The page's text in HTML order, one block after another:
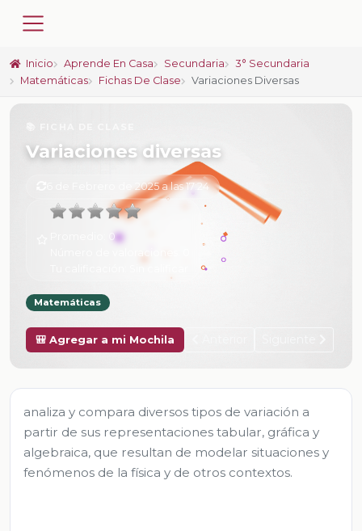
Inicio Aprende En Casa Secundaria
3° Secundaria
Matemáticas
Fichas De Clase Variaciones Diversas
Variaciones diversas
6 de Febrero de 2025 a las 17:24
0
Matemáticas
🎒 Agregar a mi Mochila
analiza y compara diversos tipos de variación a
partir de sus representaciones tabular, gráfica y
algebraica, que resultan de modelar situaciones y
fenómenos de la física y de otros contextos.